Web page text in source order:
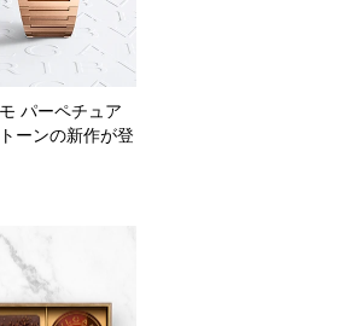
パーペチュア
ーンの新作が登